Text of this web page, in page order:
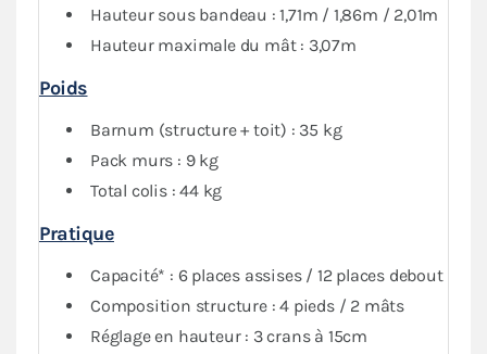
Hauteur sous bandeau : 1,71m / 1,86m / 2,01m
Hauteur maximale du mât : 3,07m
Poids
Barnum (structure + toit) : 35 kg
Pack murs : 9 kg
Total colis : 44 kg
Pratique
Capacité* : 6 places assises / 12 places debout
Composition structure : 4 pieds / 2 mâts
Réglage en hauteur : 3 crans à 15cm